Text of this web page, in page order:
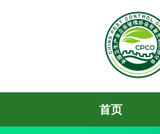
首页